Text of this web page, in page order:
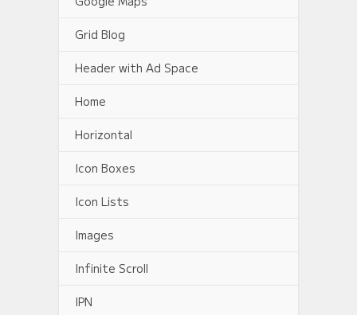
Grid Blog
Header with Ad Space
Home
Horizontal
Icon Boxes
Icon Lists
Images
Infinite Scroll
IPN